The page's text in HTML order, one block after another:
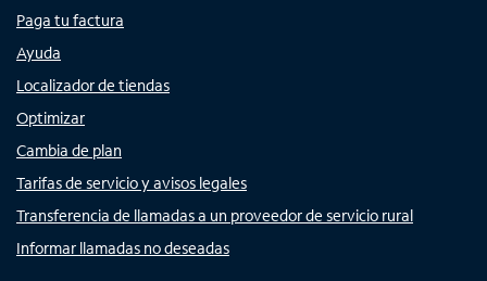
Paga tu factura
Ayuda
Localizador de tiendas
Optimizar
Cambia de plan
Tarifas de servicio y avisos legales
Transferencia de llamadas a un proveedor de servicio rural
Informar llamadas no deseadas